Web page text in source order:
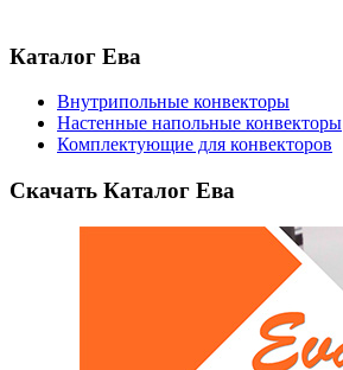
Каталог Ева
Внутрипольные конвекторы
Настенные напольные конвекторы
Комплектующие для конвекторов
Скачать Каталог Ева